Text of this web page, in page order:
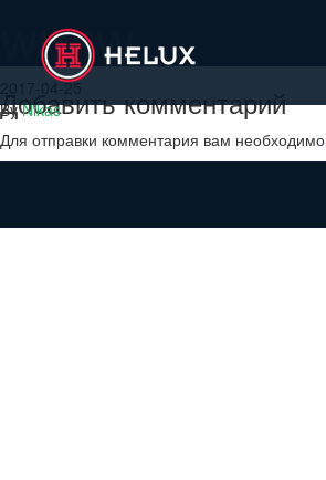
WMBW
2017-04-25
ByNikas
Добавить комментарий
Для отправки комментария вам необходимо